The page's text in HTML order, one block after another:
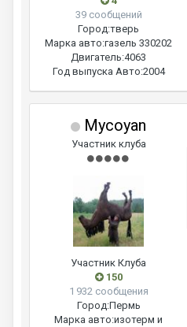
39 сообщений
Город:тверь
Марка авто:газель 330202
Двигатель:4063
Год выпуска Авто:2004
Mycoyan
Участник клуба
Участник Клуба
150
1 932 сообщения
Город:Пермь
Марка авто:изотерм и